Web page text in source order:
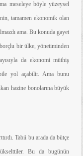
meseleye böyle yüzeysel
tamamen ekonomik olan
ama. Bu konuda gayet
bir ülke, yönetiminden
da ekonomi müthiş
yol açabilir. Ama bunu
hazine bonolarına büyük
Tabii bu arada da bütçe
Bu da bugünün